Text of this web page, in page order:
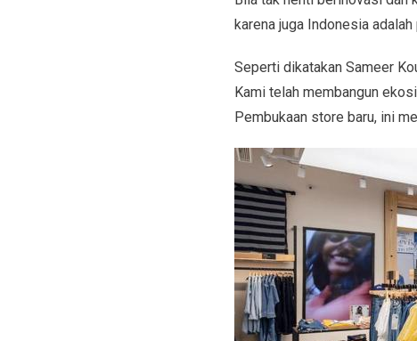
karena juga Indonesia
Seperti dikatakan Sameer
Kami telah membangun
Pembukaan store baru, ini